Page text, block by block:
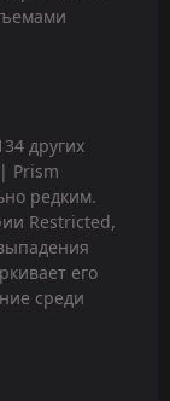
других
Prism
редким.
Restricted,
его
среди